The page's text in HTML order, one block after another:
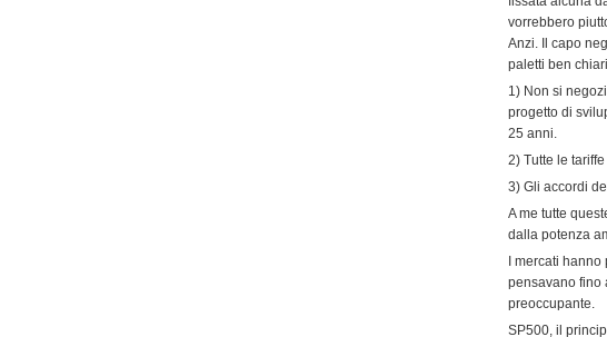
vorrebbero
Anzi. Il capo
paletti ben
1) Non si
progetto di
25 anni.
2) Tutte le
3) Gli accordi
A me tutte
dalla potenza
I mercati
pensavano fino
preoccupante.
SP500, il